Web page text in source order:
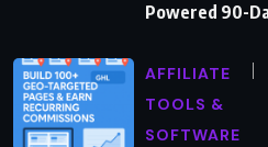
Powered 90-
AFFILIATE
TOOLS &
SOFTWARE